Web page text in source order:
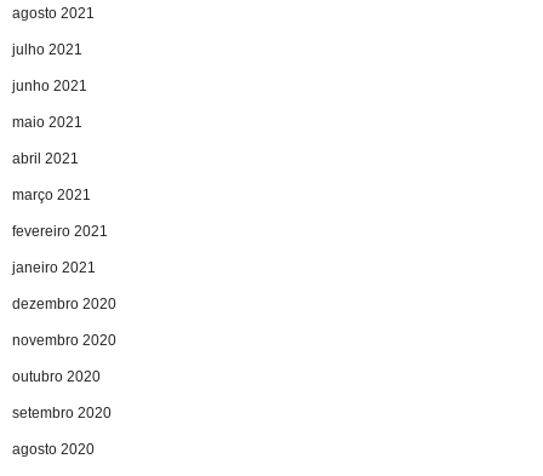
agosto 2021
julho 2021
junho 2021
maio 2021
abril 2021
março 2021
fevereiro 2021
janeiro 2021
dezembro 2020
novembro 2020
outubro 2020
setembro 2020
agosto 2020